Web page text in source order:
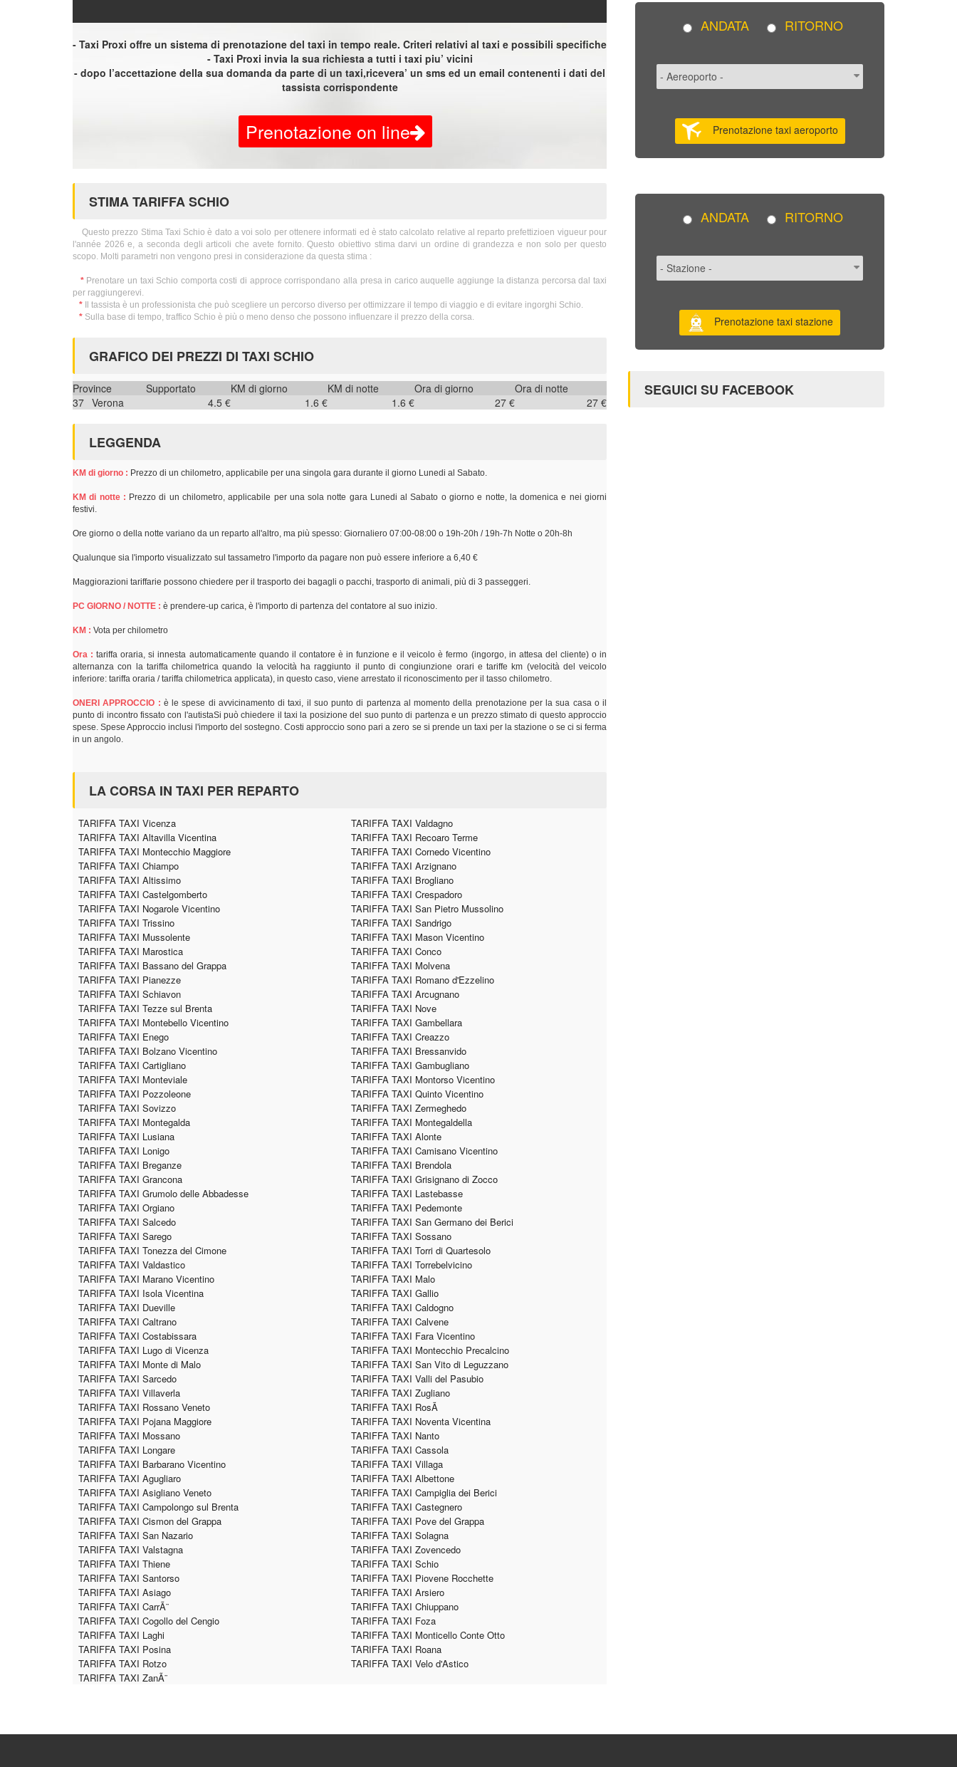
- Taxi Proxi offre un sistema di prenotazione del taxi in tempo reale. Criteri relativi al taxi e possibili specifiche
- Taxi Proxi invia la sua richiesta a tutti i taxi piu’ vicini
- dopo l’accettazione della sua domanda da parte di un taxi,ricevera’ un sms ed un email contenenti i dati del
tassista corrispondente
Prenotazione on line
STIMA TARIFFA SCHIO
Questo prezzo Stima Taxi Schio è dato a voi solo per ottenere informati ed è stato calcolato relative al reparto prefettizioen vigueur pour
l'année 2026 e, a seconda degli articoli che avete fornito. Questo obiettivo stima darvi un ordine di grandezza e non solo per questo
scopo. Molti parametri non vengono presi in considerazione da questa stima :
*Prenotare un taxi Schio comporta costi di approce corrispondano alla presa in carico auquelle aggiunge la distanza percorsa dal taxi
per raggiungerevi.
* Il tassista è un professionista che può scegliere un percorso diverso per ottimizzare il tempo di viaggio e di evitare ingorghi Schio.
* Sulla base di tempo, traffico Schio è più o meno denso che possono influenzare il prezzo della corsa.
GRAFICO DEI PREZZI DI TAXI SCHIO
Province Supportato KM di giorno KM di notte Ora di giorno
Ora di notte
37 Verona 4.5 € 1.6 € 1.6 € 27 € 27 €
LEGGENDA
KM di giorno : Prezzo di un chilometro, applicabile per una singola gara durante il giorno Lunedi al Sabato.
KM di notte : Prezzo di un chilometro, applicabile per una sola notte gara Lunedi al Sabato o giorno e notte, la domenica e nei giorni
festivi.
Ore giorno o della notte variano da un reparto all'altro, ma più spesso: Giornaliero 07:00-08:00 o 19h-20h / 19h-7h Notte o 20h-8h
Qualunque sia l'importo visualizzato sul tassametro l'importo da pagare non può essere inferiore a 6,40 €
Maggiorazioni tariffarie possono chiedere per il trasporto dei bagagli o pacchi, trasporto di animali, più di 3 passeggeri.
PC GIORNO / NOTTE : è prendere-up carica, è l'importo di partenza del contatore al suo inizio.
KM : Vota per chilometro
Ora : tariffa oraria, si innesta automaticamente quando il contatore è in funzione e il veicolo è fermo (ingorgo, in attesa del cliente) o in
alternanza con la tariffa chilometrica quando la velocità ha raggiunto il punto di congiunzione orari e tariffe km (velocità del veicolo
inferiore: tariffa oraria / tariffa chilometrica applicata), in questo caso, viene arrestato il riconoscimento per il tasso chilometro.
ONERI APPROCCIO : è le spese di avvicinamento di taxi, il suo punto di partenza al momento della prenotazione per la sua casa o il
punto di incontro fissato con l'autistaSi può chiedere il taxi la posizione del suo punto di partenza e un prezzo stimato di questo approccio
spese. Spese Approccio inclusi l'importo del sostegno. Costi approccio sono pari a zero se si prende un taxi per la stazione o se ci si ferma
in un angolo.
LA CORSA IN TAXI PER REPARTO
TARIFFA TAXI Vicenza
TARIFFA TAXI Valdagno
TARIFFA TAXI Altavilla Vicentina
TARIFFA TAXI Recoaro Terme
TARIFFA TAXI Montecchio Maggiore
TARIFFA TAXI Cornedo Vicentino
TARIFFA TAXI Chiampo
TARIFFA TAXI Arzignano
TARIFFA TAXI Altissimo
TARIFFA TAXI Brogliano
TARIFFA TAXI Castelgomberto
TARIFFA TAXI Crespadoro
TARIFFA TAXI Nogarole Vicentino
TARIFFA TAXI San Pietro Mussolino
TARIFFA TAXI Trissino
TARIFFA TAXI Sandrigo
TARIFFA TAXI Mussolente
TARIFFA TAXI Mason Vicentino
TARIFFA TAXI Marostica
TARIFFA TAXI Conco
TARIFFA TAXI Bassano del Grappa
TARIFFA TAXI Molvena
TARIFFA TAXI Pianezze
TARIFFA TAXI Romano d'Ezzelino
TARIFFA TAXI Schiavon
TARIFFA TAXI Arcugnano
TARIFFA TAXI Tezze sul Brenta
TARIFFA TAXI Nove
TARIFFA TAXI Montebello Vicentino
TARIFFA TAXI Gambellara
TARIFFA TAXI Enego
TARIFFA TAXI Creazzo
TARIFFA TAXI Bolzano Vicentino
TARIFFA TAXI Bressanvido
TARIFFA TAXI Cartigliano
TARIFFA TAXI Gambugliano
TARIFFA TAXI Monteviale
TARIFFA TAXI Montorso Vicentino
TARIFFA TAXI Pozzoleone
TARIFFA TAXI Quinto Vicentino
TARIFFA TAXI Sovizzo
TARIFFA TAXI Zermeghedo
TARIFFA TAXI Montegalda
TARIFFA TAXI Montegaldella
TARIFFA TAXI Lusiana
TARIFFA TAXI Alonte
TARIFFA TAXI Lonigo
TARIFFA TAXI Camisano Vicentino
TARIFFA TAXI Breganze
TARIFFA TAXI Brendola
TARIFFA TAXI Grancona
TARIFFA TAXI Grisignano di Zocco
TARIFFA TAXI Grumolo delle Abbadesse
TARIFFA TAXI Lastebasse
TARIFFA TAXI Orgiano
TARIFFA TAXI Pedemonte
TARIFFA TAXI Salcedo
TARIFFA TAXI San Germano dei Berici
TARIFFA TAXI Sarego
TARIFFA TAXI Sossano
TARIFFA TAXI Tonezza del Cimone
TARIFFA TAXI Torri di Quartesolo
TARIFFA TAXI Valdastico
TARIFFA TAXI Torrebelvicino
TARIFFA TAXI Marano Vicentino
TARIFFA TAXI Malo
TARIFFA TAXI Isola Vicentina
TARIFFA TAXI Gallio
TARIFFA TAXI Dueville
TARIFFA TAXI Caldogno
TARIFFA TAXI Caltrano
TARIFFA TAXI Calvene
TARIFFA TAXI Costabissara
TARIFFA TAXI Fara Vicentino
TARIFFA TAXI Lugo di Vicenza
TARIFFA TAXI Montecchio Precalcino
TARIFFA TAXI Monte di Malo
TARIFFA TAXI San Vito di Leguzzano
TARIFFA TAXI Sarcedo
TARIFFA TAXI Valli del Pasubio
TARIFFA TAXI Villaverla
TARIFFA TAXI Zugliano
TARIFFA TAXI Rossano Veneto
TARIFFA TAXI RosÃ
TARIFFA TAXI Pojana Maggiore
TARIFFA TAXI Noventa Vicentina
TARIFFA TAXI Mossano
TARIFFA TAXI Nanto
TARIFFA TAXI Longare
TARIFFA TAXI Cassola
TARIFFA TAXI Barbarano Vicentino
TARIFFA TAXI Villaga
TARIFFA TAXI Agugliaro
TARIFFA TAXI Albettone
TARIFFA TAXI Asigliano Veneto
TARIFFA TAXI Campiglia dei Berici
TARIFFA TAXI Campolongo sul Brenta
TARIFFA TAXI Castegnero
TARIFFA TAXI Cismon del Grappa
TARIFFA TAXI Pove del Grappa
TARIFFA TAXI San Nazario
TARIFFA TAXI Solagna
TARIFFA TAXI Valstagna
TARIFFA TAXI Zovencedo
TARIFFA TAXI Thiene
TARIFFA TAXI Schio
TARIFFA TAXI Santorso
TARIFFA TAXI Piovene Rocchette
TARIFFA TAXI Asiago
TARIFFA TAXI Arsiero
TARIFFA TAXI CarrÃ¨
TARIFFA TAXI Chiuppano
TARIFFA TAXI Cogollo del Cengio
TARIFFA TAXI Foza
TARIFFA TAXI Laghi
TARIFFA TAXI Monticello Conte Otto
TARIFFA TAXI Posina
TARIFFA TAXI Roana
TARIFFA TAXI Rotzo
TARIFFA TAXI Velo d'Astico
TARIFFA TAXI ZanÃ¨
ANDATA RITORNO
Prenotazione taxi aeroporto
ANDATA RITORNO
Prenotazione taxi stazione
SEGUICI SU FACEBOOK